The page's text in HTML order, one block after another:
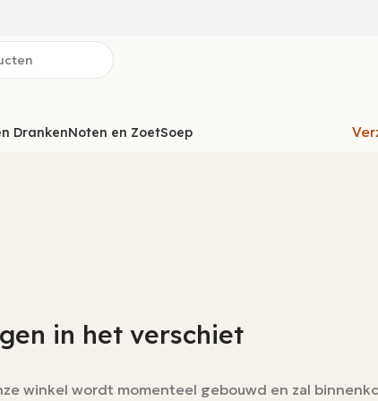
DrankenNoten en ZoetSoep
in het verschiet
winkel wordt momenteel gebouwd en zal